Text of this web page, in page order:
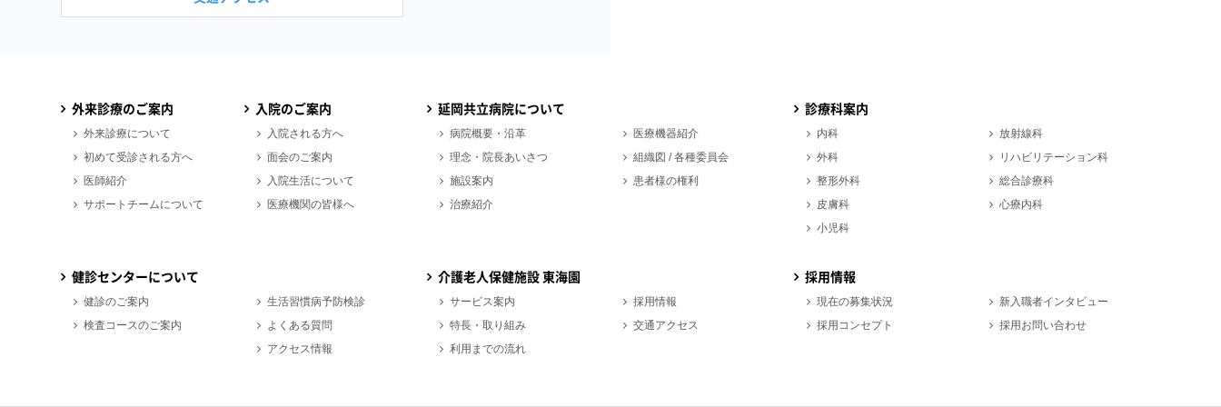
外来診療のご案内
外来診療について
初めて受診される方へ
医師紹介
サポートチームについて
入院のご案内
入院される方へ
面会のご案内
入院生活について
医療機関の皆様へ
延岡共立病院について
病院概要・沿革
理念・院長あいさつ
施設案内
治療紹介
医療機器紹介
組織図 / 各種委員会
患者様の権利
診療科案内
内科
外科
整形外科
皮膚科
小児科
放射線科
リハビリテーション科
総合診療科
心療内科
健診センターについて
健診のご案内
検査コースのご案内
生活習慣病予防検診
よくある質問
アクセス情報
介護老人保健施設 東海園
サービス案内
特長・取り組み
利用までの流れ
採用情報
交通アクセス
採用情報
現在の募集状況
採用コンセプト
新入職者インタビュー
採用お問い合わせ